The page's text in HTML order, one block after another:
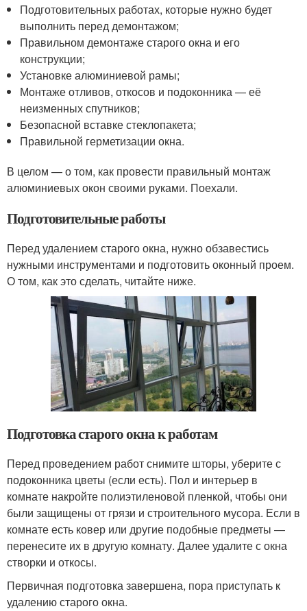
Подготовительных работах, которые нужно будет
выполнить перед демонтажом;
Правильном демонтаже старого окна и его
конструкции;
Установке алюминиевой рамы;
Монтаже отливов, откосов и подоконника — её
неизменных спутников;
Безопасной вставке стеклопакета;
Правильной герметизации окна.
В целом — о том, как провести правильный монтаж
алюминиевых окон своими руками. Поехали.
Подготовительные работы
Перед удалением старого окна, нужно обзавестись
нужными инструментами и подготовить оконный проем.
О том, как это сделать, читайте ниже.
Подготовка старого окна к работам
Перед проведением работ снимите шторы, уберите с
подоконника цветы (если есть). Пол и интерьер в
комнате накройте полиэтиленовой пленкой, чтобы они
были защищены от грязи и строительного мусора. Если в
комнате есть ковер или другие подобные предметы —
перенесите их в другую комнату. Далее удалите с окна
створки и откосы.
Первичная подготовка завершена, пора приступать к
удалению старого окна.